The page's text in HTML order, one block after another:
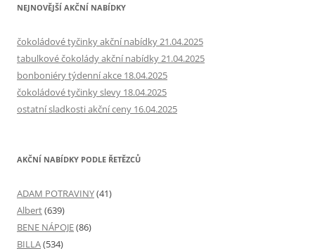
NEJNOVĚJŠÍ AKČNÍ NABÍDKY
čokoládové tyčinky akční nabídky 21.04.2025
tabulkové čokolády akční nabídky 21.04.2025
bonboniéry týdenní akce 18.04.2025
čokoládové tyčinky slevy 18.04.2025
ostatní sladkosti akční ceny 16.04.2025
AKČNÍ NABÍDKY PODLE ŘETĚZCŮ
ADAM POTRAVINY(41)
Albert(639)
BENE NÁPOJE(86)
BILLA(534)